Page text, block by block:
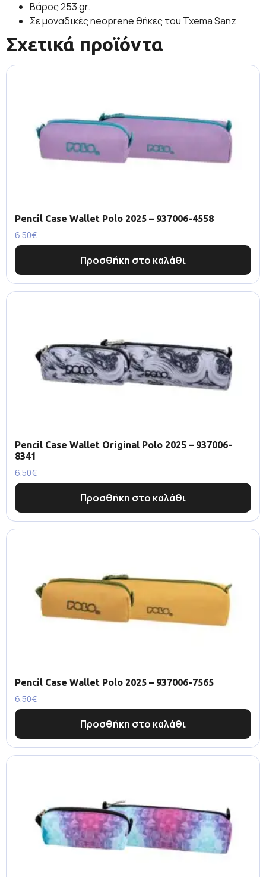
Βάρος 253 gr.
Σε μοναδικές neoprene θήκες του Txema Sanz
Σχετικά προϊόντα
Pencil Case Wallet Polo 2025 – 937006-4558
6.50€
Προσθήκη στο καλάθι
Pencil Case Wallet Original Polo 2025 – 937006-
8341
6.50€
Προσθήκη στο καλάθι
Pencil Case Wallet Polo 2025 – 937006-7565
6.50€
Προσθήκη στο καλάθι